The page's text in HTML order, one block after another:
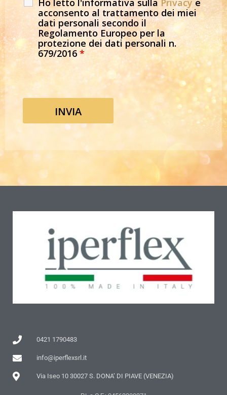
Ho letto l'informativa sullaPrivacy e
acconsento al trattamento dei miei
dati personali secondo il
Regolamento Europeo per la
protezione dei dati personali n.
679/2016*
0421 1790483
info@iperflexsrl.it
Via Iseo 10 30027 S. DONA’ DI PIAVE (VENEZIA)